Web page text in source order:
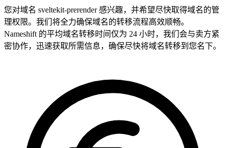
您对域名 sveltekit-prerender 感兴趣，并希望尽快取得域名的管
理权限。我们将全力确保域名的转移流程高效顺畅。
Nameshift 的平均域名转移时间仅为 24 小时，我们会与卖方紧
密协作，迅速获取所需信息，确保尽快将域名转移到您名下。